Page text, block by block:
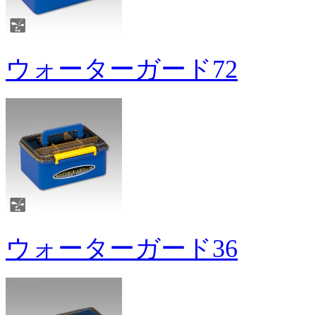
ウォーターガード72
ウォーターガード36